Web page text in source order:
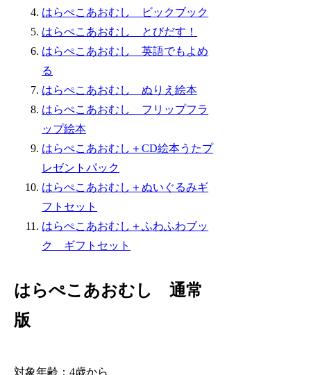
はらぺこあおむし ビックブック
はらぺこあおむし とびだす！
はらぺこあおむし 英語でもよめ
る
はらぺこあおむし ぬりえ絵本
はらぺこあおむし フリップフラ
ップ絵本
はらぺこあおむし＋CD絵本うたプ
レゼントパック
はらぺこあおむし＋ぬいぐるみギ
フトセット
はらぺこあおむし＋ふわふわブッ
ク ギフトセット
はらぺこあおむし 通常
版
対象年齢：4歳から